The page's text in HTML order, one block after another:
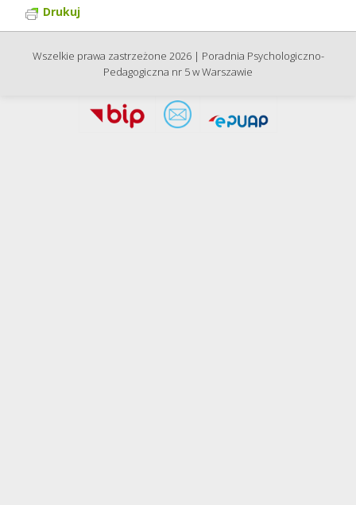
Drukuj
Wszelkie prawa zastrzeżone 2026 | Poradnia Psychologiczno-
Pedagogiczna nr 5 w Warszawie